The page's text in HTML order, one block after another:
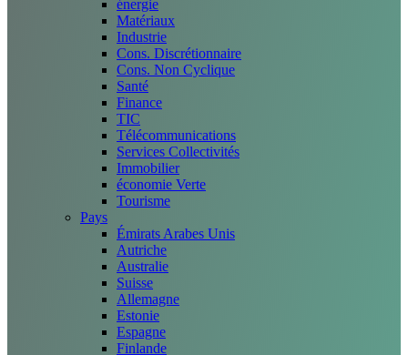
énergie
Matériaux
Industrie
Cons. Discrétionnaire
Cons. Non Cyclique
Santé
Finance
TIC
Télécommunications
Services Collectivités
Immobilier
économie Verte
Tourisme
Pays
Émirats Arabes Unis
Autriche
Australie
Suisse
Allemagne
Estonie
Espagne
Finlande